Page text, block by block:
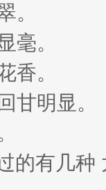
。
毫。
香。
甘明显。